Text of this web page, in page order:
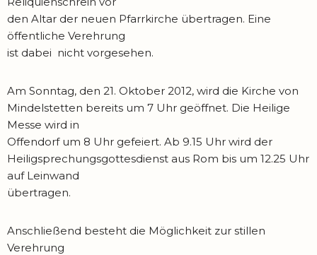
den Altar der neuen Pfarrkirche übertragen. Eine
öffentliche Verehrung
ist dabei nicht vorgesehen.
Am Sonntag, den 21. Oktober 2012, wird die Kirche von
Mindelstetten bereits um 7 Uhr geöffnet. Die Heilige
Messe wird in
Offendorf um 8 Uhr gefeiert. Ab 9.15 Uhr wird der
Heiligsprechungsgottesdienst aus Rom bis um 12.25 Uhr
auf Leinwand
übertragen.
Anschließend besteht die Möglichkeit zur stillen
Verehrung